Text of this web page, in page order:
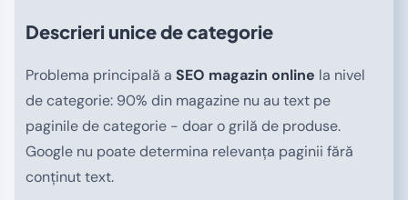
Descrieri unice de categorie
Problema principală a SEO magazin online la nivel
de categorie: 90% din magazine nu au text pe
paginile de categorie - doar o grilă de produse.
Google nu poate determina relevanța paginii fără
conținut text.